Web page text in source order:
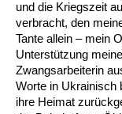
und die Kriegszeit
verbracht, den
Tante allein – mein
Unterstützung
Zwangsarbeiterin
Worte in Ukrainisch
ihre Heimat